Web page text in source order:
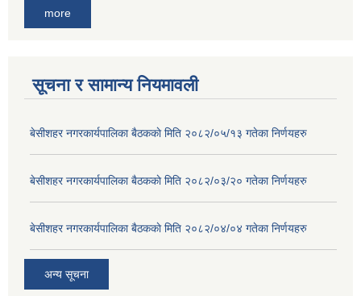
more
सूचना र सामान्य नियमावली
बे‍‍सीशहर नगरकार्यपालिका बैठककाे मिति २०८२/०५/१३ गतेका निर्णयहरु
बे‍‍सीशहर नगरकार्यपालिका बैठककाे मिति २०८२/०३/२० गतेका निर्णयहरु
बे‍‍सीशहर नगरकार्यपालिका बैठककाे मिति २०८२/०४/०४ गतेका निर्णयहरु
अन्य सूचना